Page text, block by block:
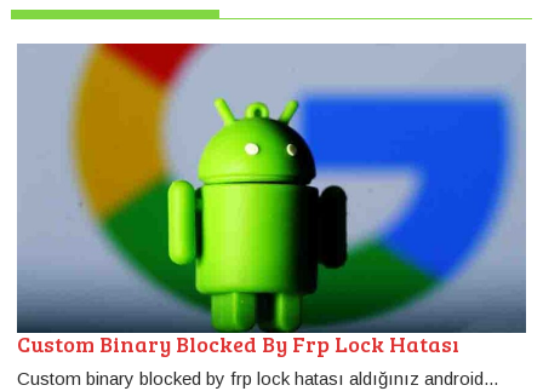
Custom Binary Blocked By Frp Lock Hatası
Custom binary blocked by frp lock hatası aldığınız android...